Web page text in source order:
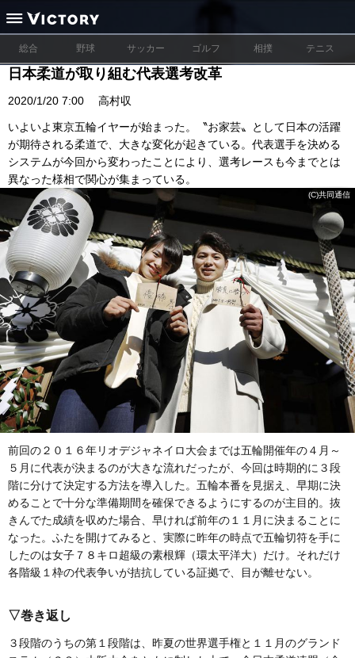
総合 野球 サッカー ゴルフ 相撲 テニス
日本柔道が取り組む代表選考改革
2020/1/20 7:00 高村収
いよいよ東京五輪イヤーが始まった。〝お家芸〟として日本の活躍
が期待される柔道で、大きな変化が起きている。代表選手を決める
システムが今回から変わったことにより、選考レースも今までとは
異なった様相で関心が集まっている。
(C)共同通信
前回の２０１６年リオデジャネイロ大会までは五輪開催年の４月～
５月に代表が決まるのが大きな流れだったが、今回は時期的に３段
階に分けて決定する方法を導入した。五輪本番を見据え、早期に決
めることで十分な準備期間を確保できるようにするのが主目的。抜
きんでた成績を収めた場合、早ければ前年の１１月に決まることに
なった。ふたを開けてみると、実際に昨年の時点で五輪切符を手に
したのは女子７８キロ超級の素根輝（環太平洋大）だけ。それだけ
各階級１枠の代表争いが拮抗している証拠で、目が離せない。
▽巻き返し
３段階のうちの第１段階は、昨夏の世界選手権と１１月のグランド